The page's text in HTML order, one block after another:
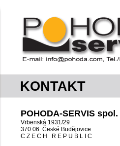
KONTAKT
POHODA-SERVIS
Vrbenská 1931/29
370 06 České Budějovice
C Z E C H R E P U B L I C